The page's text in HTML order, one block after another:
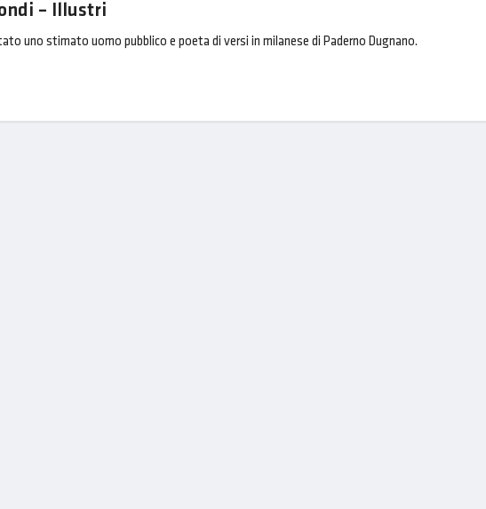
– Illustri
uno stimato uomo pubblico e poeta di versi in milanese di Paderno Dugnano.